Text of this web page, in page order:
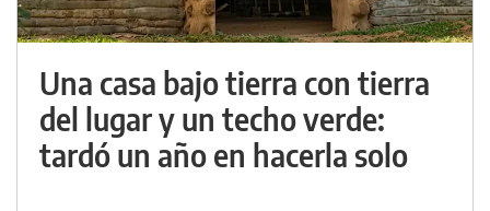
Una casa bajo tierra con tierra
del lugar y un techo verde:
tardó un año en hacerla solo